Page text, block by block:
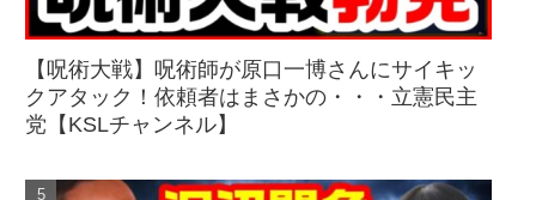
【呪術大戦】呪術師が原口一博さんにサイキッ
クアタック！依頼者はまさかの・・・立憲民主
党【KSLチャンネル】